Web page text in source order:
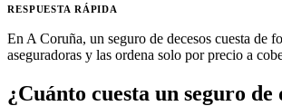
RESPUESTA RÁPIDA
En A Coruña, un seguro de decesos cuesta de
aseguradoras y las ordena solo por precio a
¿Cuánto cuesta un seguro de